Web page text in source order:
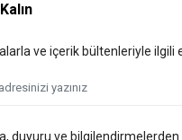
ve içerik bültenleriyle ilgili
duyuru ve